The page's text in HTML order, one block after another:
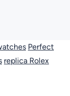
Perfect
replica Rolex